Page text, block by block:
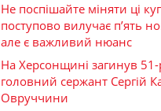
Не поспішайте міняти ці
поступово вилучає п’ять
але є важливий нюанс
На Херсонщині загинув
головний сержант Сергій
Овруччини